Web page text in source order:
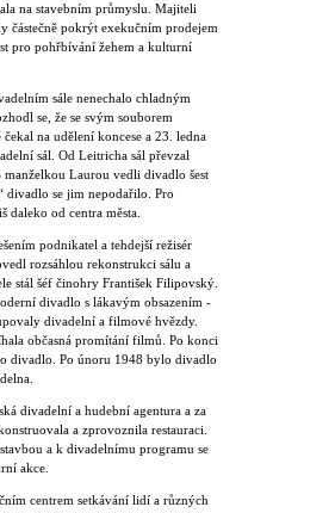
na stavebním průmyslu. Majiteli
částečně pokrýt exekučním prodejem
pro pohřbívání žehem a kulturní
sále nenechalo chladným
se, že se svým souborem
na udělení koncese a 23. ledna
sál. Od Leitricha sál převzal
Laurou vedli divadlo šest
divadlo se jim nepodařilo. Pro
od centra města.
podnikatel a tehdejší režisér
rozsáhlou rekonstrukci sálu a
stál šéf činohry František Filipovský.
divadlo s lákavým obsazením -
divadelní a filmové hvězdy.
občasná promítání filmů. Po konci
divadlo. Po únoru 1948 bylo divadlo
divadelní a hudební agentura a za
a zprovoznila restauraci.
a k divadelnímu programu se
akce.
centrem setkávání lidí a různých